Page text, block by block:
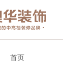
首页